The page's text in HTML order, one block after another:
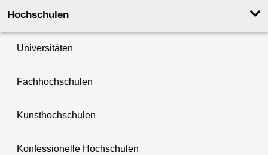
Hochschulen
Universitäten
Fachhochschulen
Kunsthochschulen
Konfessionelle Hochschulen